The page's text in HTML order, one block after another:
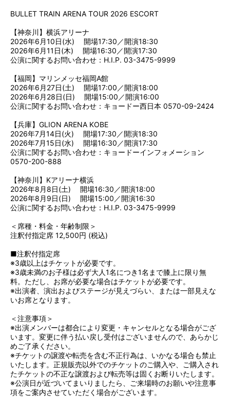
BULLET TRAIN ARENA TOUR 2026 ESCORT
【神奈川】横浜アリーナ
2026年6月10日(水) 開場17:30／開演18:30
2026年6月11日(木) 開場16:30／開演17:30
公演に関するお問い合わせ：H.I.P. 03-3475-9999
【福岡】マリンメッセ福岡A館
2026年6月27日(土) 開場17:00／開演18:00
2026年6月28日(日) 開場15:00／開演16:00
公演に関するお問い合わせ：キョードー西日本 0570-09-2424
【兵庫】GLION ARENA KOBE
2026年7月14日(火) 開場17:30／開演18:30
2026年7月15日(水) 開場16:30／開演17:30
公演に関するお問い合わせ：キョードーインフォメーション
0570-200-888
【神奈川】Kアリーナ横浜
2026年8月8日(土) 開場16:30／開演18:00
2026年8月9日(日) 開場15:00／開演16:30
公演に関するお問い合わせ：H.I.P. 03-3475-9999
＜席種・料金・年齢制限＞
注釈付指定席 12,500円 (税込)
■注釈付指定席
※3歳以上はチケットが必要です。
※3歳未満のお子様は必ず大人1名につき1名まで膝上に限り無
料。ただし、お席が必要な場合はチケットが必要です。
※出演者、演出およびステージが見えづらい、または一部見えな
いお席となります。
＜注意事項＞
※出演メンバーは都合により変更・キャンセルとなる場合がござ
います。変更に伴う払い戻し受付はございませんので、あらかじ
めご了承ください。
※チケットの譲渡や転売を含む不正行為は、いかなる場合も禁止
いたします。正規販売以外でのチケットのご購入や、ご購入され
たチケットの不正な譲渡および転売等は固くお断りいたします。
※公演日が近づいてまいりましたら、ご来場時のお願いや注意事
項をご案内させていただく場合がございます。